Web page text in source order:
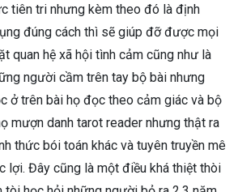
tiên tri nhưng kèm theo đó là định
đúng cách thì sẽ giúp đỡ được mọi
quan hệ xã hội tình cảm cũng như là
người cầm trên tay bộ bài nhưng
ở trên bài họ đọc theo cảm giác và bộ
mượn danh tarot reader nhưng thật ra
thức bói toán khác và tuyên truyền mê
lợi. Đây cũng là một điều khá thiệt thòi